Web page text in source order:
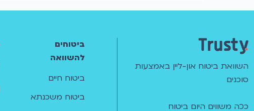
השוואת ביטוח און-ליין באמצעות
סוכנים
ככה משווים היום ביטוח
ביטוחים
להשוואה
ביטוח חיים
ביטוח משכנתא